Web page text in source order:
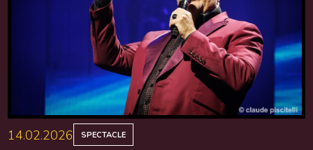
14.02.2026 SPECTACLE